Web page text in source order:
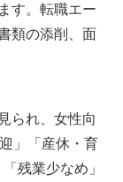
す。転職エー
類の添削、面
られ、女性向
」「産休・育
残業少なめ」